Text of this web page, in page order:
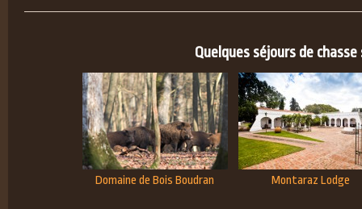
Quelques séjours de
Domaine de Bois Boudran Montaraz Lodge